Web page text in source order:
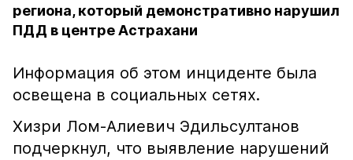
региона, который демонстративно нарушил
ПДД в центре Астрахани
Информация об этом инциденте была
освещена в социальных сетях.
Хизри Лом-Алиевич Эдильсултанов
подчеркнул, что выявление нарушений